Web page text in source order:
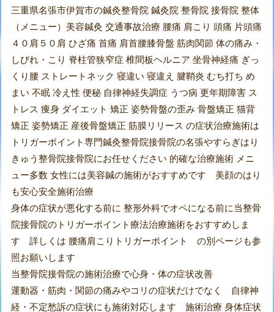
三重県名張市伊賀市の鍼灸整骨院 鍼灸院 整骨院 接骨院 整体
（メニュー）美容鍼灸 交通事故治療 腰痛 肩こり 頭痛 片頭痛
４０肩５０肩 ひざ痛 首痛 肩首腰膝骨盤 筋肉関節 体の痛み・
しびれ・こり 脊柱管狭窄症 椎間板ヘルニア 坐骨神経痛 ぎっ
くり腰 ストレートネック 寝違い 寝違え 腱鞘炎 むち打ち め
まい 不眠 冷え性 便秘 自律神経失調症 うつ病 更年期障害 ス
トレス 痩身 ダイエット 矯正 姿勢骨盤の歪み 骨盤矯正 猫背
矯正 姿勢矯正 産後骨盤矯正 筋膜リリース の症状治療施術は
トリガーポイント専門鍼灸整骨院接骨院の名張やすらぎはり
きゅう整骨院接骨院にお任せください 的確な治療施術 メニ
ュー多数 女性には美容鍼の施術がおすすめです 美顔のはり
も安心安全施術治療
身体の症状が悪化する前に 整形外科でオペになる前に当整骨
院接骨院のトリガーポイント療法治療施術をおすすめしま
す 詳しくは 腰痛肩こりトリガーポイント の別ページも参
照お願いします
当整骨院接骨院の施術治療で心身・体の症状改善
運動器・筋肉・関節の痛みやコリの症状だけでなく 自律神
経・不定愁訴の症状にも施術対応します 施術治療 身体症状